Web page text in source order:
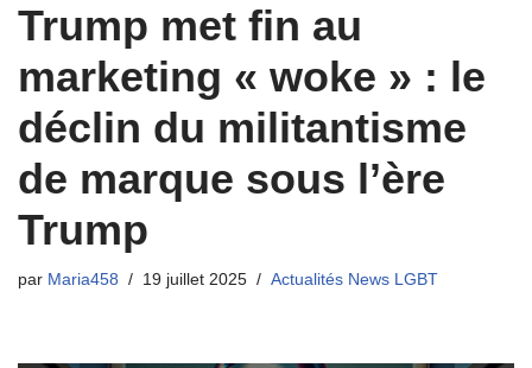
Trump met fin au
marketing « woke » : le
déclin du militantisme
de marque sous l’ère
Trump
par Maria458 19 juillet 2025 Actualités News LGBT